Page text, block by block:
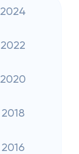
2024
2022
2020
2018
2016